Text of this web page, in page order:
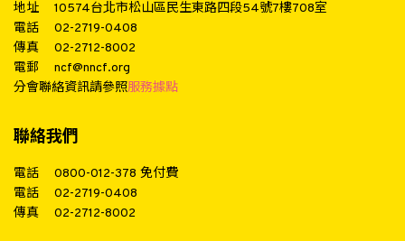
地址
10574台北市松山區民生東路四段54號7樓708室
電話
02-2719-0408
傳真
02-2712-8002
電郵
ncf@nncf.org
分會聯絡資訊請參照服務據點
聯絡我們
電話 0800-012-378 免付費
電話
02-2719-0408
傳真
02-2712-8002